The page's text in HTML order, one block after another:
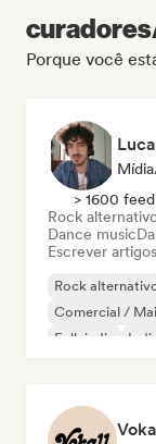
Porque você
> 1600
Rock
Dance music
Escrever artigos
Rock
Comercial /
Folk indie